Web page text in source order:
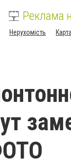
Реклама
Нерухомість